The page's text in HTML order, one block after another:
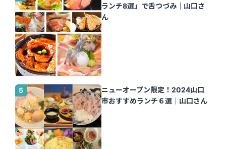
ランチ8選」で舌つづみ｜山口さ
ん
ニューオープン限定！2024山口
市おすすめランチ６選｜山口さん